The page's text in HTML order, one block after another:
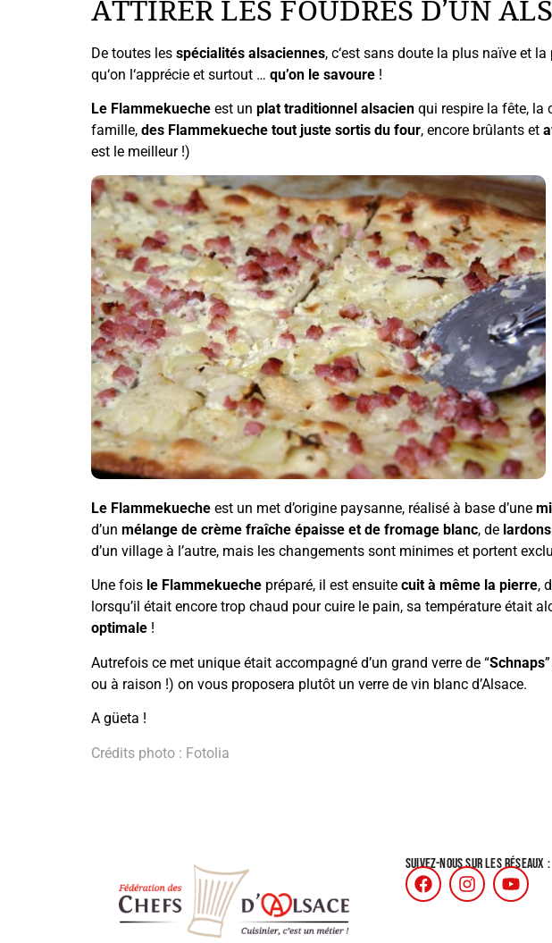
ATTIRER LES FOUDRES D’UN
De toutes les spécialités alsaciennes, c‘est sans doute la plus naïve et
qu‘on l‘apprécie et surtout … qu’on le savoure !
Le Flammekueche est un plat traditionnel alsacien qui respire la fête, la
famille, des Flammekueche tout juste sortis du four, encore brûlants et
est le meilleur !)
Le Flammekueche est un met d’origine paysanne, réalisé à base d’une
d’un mélange de crème fraîche épaisse et de fromage blanc, de lardons
d’un village à l’autre, mais les changements sont minimes et portent
Une fois le Flammekueche préparé, il est ensuite cuit à même la pierre,
lorsqu’il était encore trop chaud pour cuire le pain, sa température était
optimale !
Autrefois ce met unique était accompagné d’un grand verre de “Schnaps
ou à raison !) on vous proposera plutôt un verre de vin blanc d’Alsace.
A güeta !
Crédits photo : Fotolia
SUIVEZ-NOUS SUR LES RÉSEAUX :